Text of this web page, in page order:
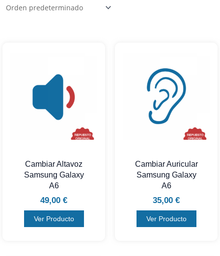
Cambiar Altavoz
Samsung Galaxy
A6
49,00 €
Ver Producto
Cambiar Auricular
Samsung Galaxy
A6
35,00 €
Ver Producto